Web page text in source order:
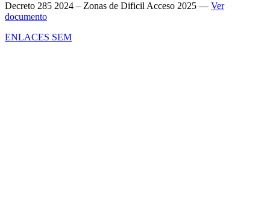
Decreto 285 2024 – Zonas de Dificil Acceso 2025 — Ver
documento
ENLACES SEM